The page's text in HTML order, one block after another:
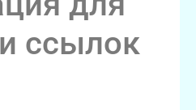
ссылок